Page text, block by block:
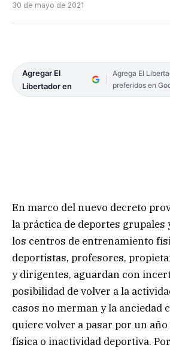
30 de mayo de 2021
Agregar El
Libertador en
Agrega El
preferidos en
En marco del nuevo decreto
la práctica de deportes grupales
los centros de entrenamiento
deportistas, profesores,
y dirigentes, aguardan con
posibilidad de volver a la
casos no merman y la anciedad
quiere volver a pasar por un
física o inactividad deportiva.